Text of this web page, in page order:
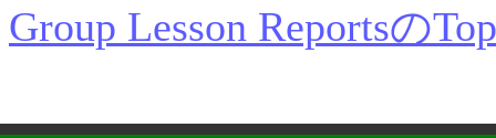
Group Lesson Reportsの